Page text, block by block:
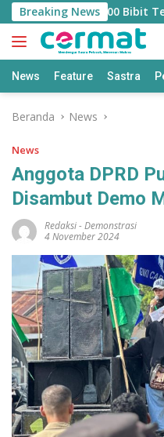
Langsung
ke
konten
Breaking News
Mangrove, 36.500 Bibit
News Feature Sastra
Beranda News
News
Anggota DPRD
Disambut Demo
Redaksi-Demonstrasi
4 November 2024